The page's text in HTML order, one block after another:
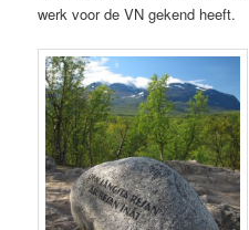
werk voor de VN gekend heeft.